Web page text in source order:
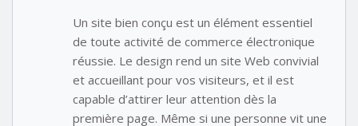
Un site bien conçu est un élément essentiel
de toute activité de commerce électronique
réussie. Le design rend un site Web convivial
et accueillant pour vos visiteurs, et il est
capable d’attirer leur attention dès la
première page. Même si une personne vit une